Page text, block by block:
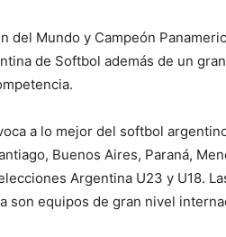
del Mundo y Campeón
de Softbol además de un
a lo mejor del softbol
Buenos Aires, Paraná,
Argentina U23 y U18.
son equipos de gran nivel